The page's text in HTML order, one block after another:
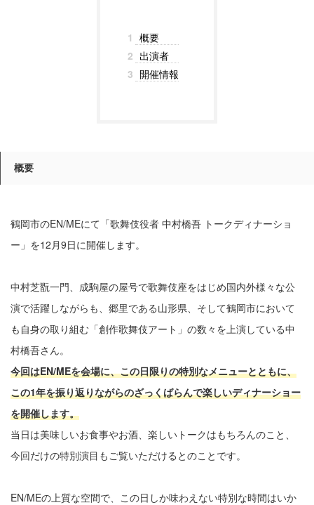
1 概要
2 出演者
3 開催情報
概要
鶴岡市のEN/MEにて「歌舞伎役者 中村橋吾 トークディナーショ
ー」を12月9日に開催します。
中村芝翫一門、成駒屋の屋号で歌舞伎座をはじめ国内外様々な公
演で活躍しながらも、郷里である山形県、そして鶴岡市において
も自身の取り組む「創作歌舞伎アート」の数々を上演している中
村橋吾さん。
今回はEN/MEを会場に、この日限りの特別なメニューとともに、
この1年を振り返りながらのざっくばらんで楽しいディナーショー
を開催します。
当日は美味しいお食事やお酒、楽しいトークはもちろんのこと、
今回だけの特別演目もご覧いただけるとのことです。
EN/MEの上質な空間で、この日しか味わえない特別な時間はいか